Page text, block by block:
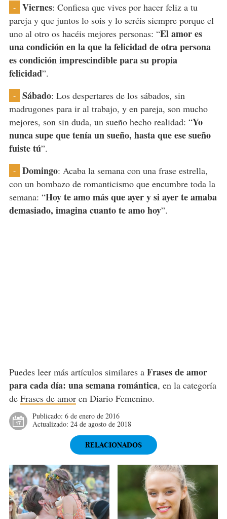
- Viernes: Confiesa que vives por hacer feliz a tu
pareja y que juntos lo sois y lo seréis siempre porque el
uno al otro os hacéis mejores personas: “El amor es
una condición en la que la felicidad de otra persona
es condición imprescindible para su propia
felicidad”.
- Sábado: Los despertares de los sábados, sin
madrugones para ir al trabajo, y en pareja, son mucho
mejores, son sin duda, un sueño hecho realidad: “Yo
nunca supe que tenía un sueño, hasta que ese sueño
fuiste tú”.
- Domingo: Acaba la semana con una frase estrella,
con un bombazo de romanticismo que encumbre toda la
semana: “Hoy te amo más que ayer y si ayer te amaba
demasiado, imagina cuanto te amo hoy”.
Puedes leer más artículos similares a Frases de amor
para cada día: una semana romántica, en la categoría
de Frases de amoren Diario Femenino.
Publicado: 6 de enero de 2016
Actualizado: 24 de agosto de 2018
RELACIONADOS